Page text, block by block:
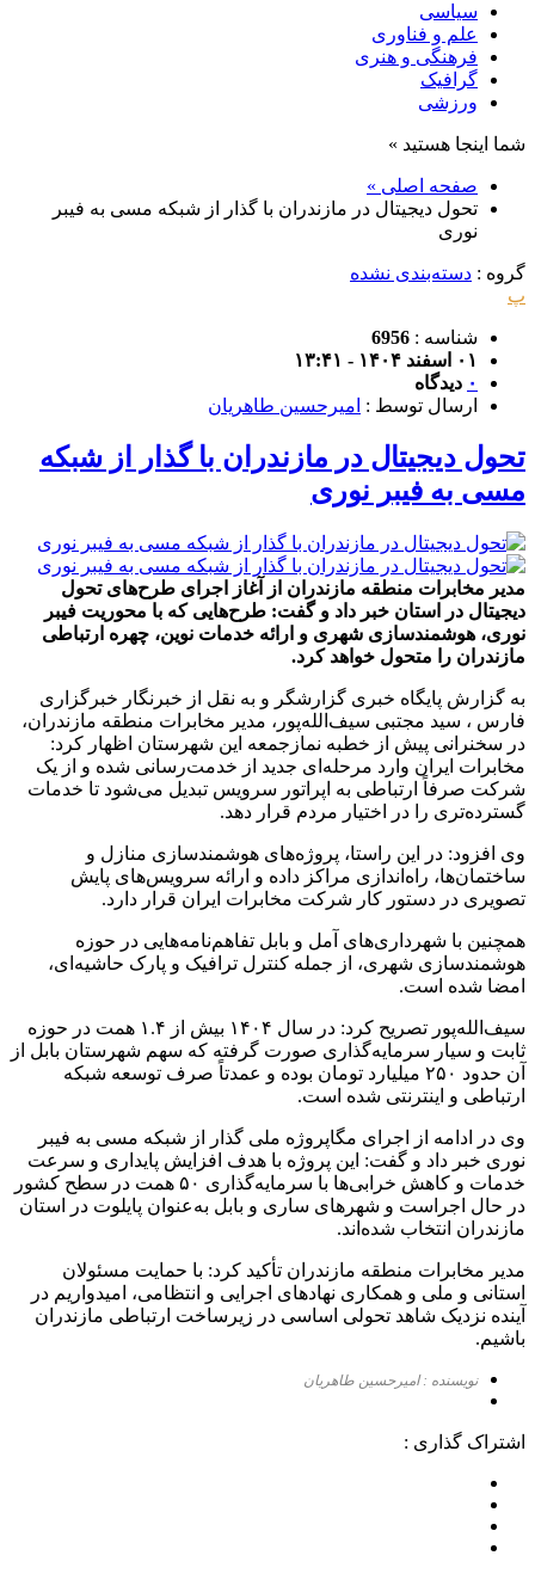
سیاسی
علم و فناوری
فرهنگی و هنری
گرافیک
ورزشی
شما اینجا هستید »
صفحه اصلی »
تحول دیجیتال در مازندران با گذار از شبکه مسی به فیبر
نوری
گروه : دسته‌بندی نشده
پ
شناسه : 6956
۰۱ اسفند ۱۴۰۴ - ۱۳:۴۱
۰ دیدگاه
ارسال توسط : امیرحسین طاهریان
تحول دیجیتال در مازندران با گذار از شبکه
مسی به فیبر نوری
مدیر مخابرات منطقه مازندران از آغاز اجرای طرح‌های تحول
دیجیتال در استان خبر داد و گفت: طرح‌هایی که با محوریت فیبر
نوری، هوشمندسازی شهری و ارائه خدمات نوین، چهره ارتباطی
مازندران را متحول خواهد کرد.
به گزارش پایگاه خبری گزارشگر و به نقل از خبرنگار خبرگزاری
فارس ، سید مجتبی سیف‌الله‌پور، مدیر مخابرات منطقه مازندران،
در سخنرانی پیش از خطبه نمازجمعه این شهرستان اظهار کرد:
مخابرات ایران وارد مرحله‌ای جدید از خدمت‌رسانی شده و از یک
شرکت صرفاً ارتباطی به اپراتور سرویس تبدیل می‌شود تا خدمات
گسترده‌تری را در اختیار مردم قرار دهد.
وی افزود: در این راستا، پروژه‌های هوشمندسازی منازل و
ساختمان‌ها، راه‌اندازی مراکز داده و ارائه سرویس‌های پایش
تصویری در دستور کار شرکت مخابرات ایران قرار دارد.
همچنین با شهرداری‌های آمل و بابل تفاهم‌نامه‌هایی در حوزه
هوشمندسازی شهری، از جمله کنترل ترافیک و پارک حاشیه‌ای،
امضا شده است.
سیف‌الله‌پور تصریح کرد: در سال ۱۴۰۴ بیش از ۱.۴ همت در حوزه
ثابت و سیار سرمایه‌گذاری صورت گرفته که سهم شهرستان بابل از
آن حدود ۲۵۰ میلیارد تومان بوده و عمدتاً صرف توسعه شبکه
ارتباطی و اینترنتی شده است.
وی در ادامه از اجرای مگاپروژه ملی گذار از شبکه مسی به فیبر
نوری خبر داد و گفت: این پروژه با هدف افزایش پایداری و سرعت
خدمات و کاهش خرابی‌ها با سرمایه‌گذاری ۵۰ همت در سطح کشور
در حال اجراست و شهرهای ساری و بابل به‌عنوان پایلوت در استان
مازندران انتخاب شده‌اند.
مدیر مخابرات منطقه مازندران تأکید کرد: با حمایت مسئولان
استانی و ملی و همکاری نهادهای اجرایی و انتظامی، امیدواریم در
آینده نزدیک شاهد تحولی اساسی در زیرساخت ارتباطی مازندران
باشیم.
نویسنده : امیرحسین طاهریان
اشتراک گذاری :